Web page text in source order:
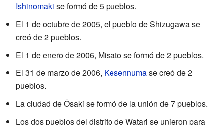
Ishinomaki se formó de 5 pueblos.
El 1 de octubre de 2005, el pueblo de Shizugawa se
creó de 2 pueblos.
El 1 de enero de 2006, Misato se formó de 2 pueblos.
El 31 de marzo de 2006, Kesennumase creó de 2
pueblos.
La ciudad de Ōsaki se formó de la unión de 7 pueblos.
Los dos pueblos del distrito de Watari se unieron para